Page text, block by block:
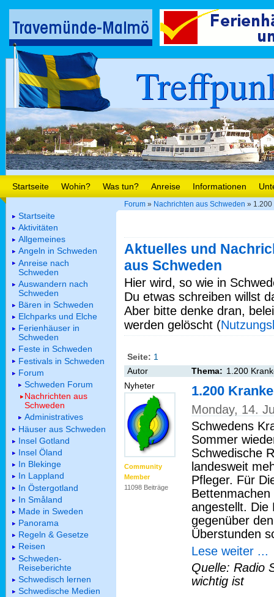
Startseite Wohin? Was tun? Anreise Informationen
Forum » Nachrichten aus Schweden » 1.200
Aktuelles und
aus Schweden
Hier wird, so wie in
Du etwas schreiben willst
Aber bitte denke dran,
werden gelöscht (
Seite: 1
Autor
Thema: 1.200
Nyheter
Community
Member
11098 Beiträge
1.200
Monday, 14.
Schwedens
Sommer
Schwedische
landesweit
Pfleger. Für
angestellt. Die
gegenüber
Überstunden
Lese weiter ...
Quelle: Radio
wichtig ist
Startseite
Aktivitäten
Allgemeines
Angeln in Schweden
Anreise nach
Schweden
Auswandern nach
Schweden
Bären in Schweden
Elchparks und Elche
Ferienhäuser in
Schweden
Feste in Schweden
Festivals in Schweden
Forum
Schweden Forum
Nachrichten aus
Schweden
Administratives
Häuser aus Schweden
Insel Gotland
Insel Öland
In Blekinge
In Lappland
In Östergotland
In Småland
Made in Sweden
Panorama
Regeln & Gesetze
Reisen
Schweden-
Reiseberichte
Schwedisch lernen
Schwedische Medien